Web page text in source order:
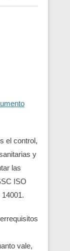
el control,
y
las
ISO
vale,